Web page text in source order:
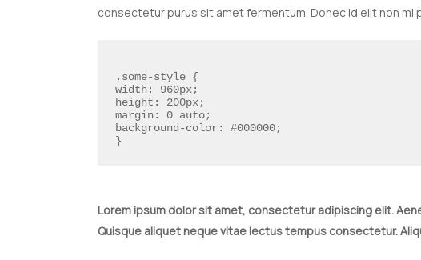
consectetur purus sit amet fermentum. Donec id elit non mi
.some-style {
width: 960px;
height: 200px;
margin: 0 auto;
background-color: #000000;
}
Lorem ipsum dolor sit amet, consectetur adipiscing elit.
Quisque aliquet neque vitae lectus tempus consectetur.